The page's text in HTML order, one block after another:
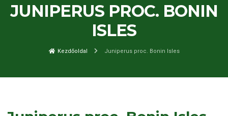
JUNIPERUS PROC. BONIN
ISLES
Kezdőoldal Juniperus proc. Bonin Isles